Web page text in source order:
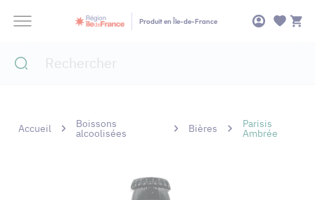
Produit en Île-de-France
Accueil Boissons
alcoolisées Bières Parisis
Ambrée